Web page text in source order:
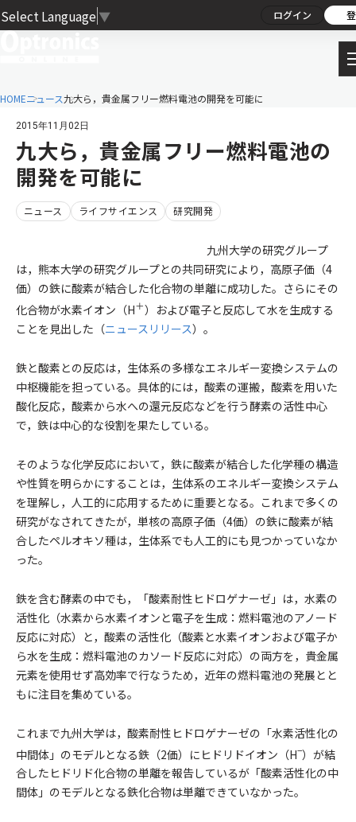
Select Language ▼ ログイン
HOMEニュース九大ら，貴金属フリー燃料電池の開発を可能に
2015年11月02日
九大ら，貴金属フリー燃料電池の
開発を可能に
ニュース ライフサイエンス 研究開発
九州大学の研究グループ
は，熊本大学の研究グループとの共同研究により，高原子価（4
価）の鉄に酸素が結合した化合物の単離に成功した。さらにその
化合物が水素イオン（H＋）および電子と反応して水を生成する
ことを見出した（ニュースリリース）。
鉄と酸素との反応は，生体系の多様なエネルギー変換システムの
中枢機能を担っている。具体的には，酸素の運搬，酸素を用いた
酸化反応，酸素から水への還元反応などを行う酵素の活性中心
で，鉄は中心的な役割を果たしている。
そのような化学反応において，鉄に酸素が結合した化学種の構造
や性質を明らかにすることは，生体系のエネルギー変換システム
を理解し，人工的に応用するために重要となる。これまで多くの
研究がなされてきたが，単核の高原子価（4価）の鉄に酸素が結
合したペルオキソ種は，生体系でも人工的にも見つかっていなか
った。
鉄を含む酵素の中でも，「酸素耐性ヒドロゲナーゼ」は，水素の
活性化（水素から水素イオンと電子を生成：燃料電池のアノード
反応に対応）と，酸素の活性化（酸素と水素イオンおよび電子か
ら水を生成：燃料電池のカソード反応に対応）の両方を，貴金属
元素を使用せず高効率で行なうため，近年の燃料電池の発展とと
もに注目を集めている。
これまで九州大学は，酸素耐性ヒドロゲナーゼの「水素活性化の
中間体」のモデルとなる鉄（2価）にヒドリドイオン（H−）が結
合したヒドリド化合物の単離を報告しているが「酸素活性化の中
間体」のモデルとなる鉄化合物は単離できていなかった。